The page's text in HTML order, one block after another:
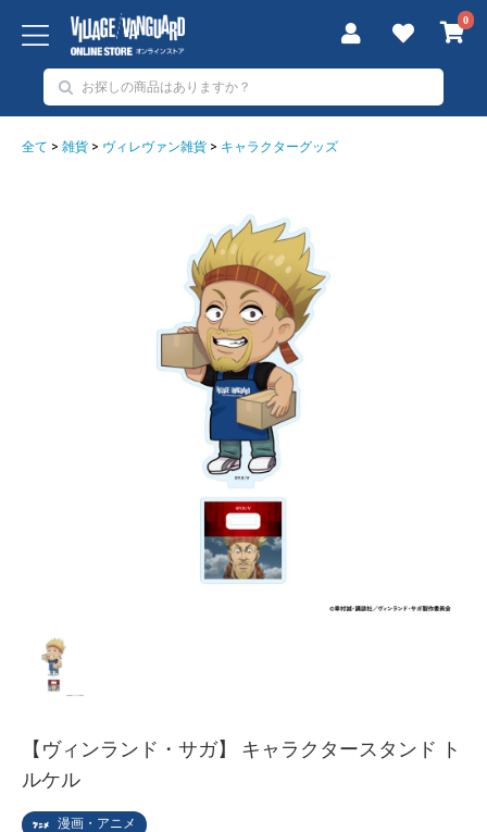
0
全て > 雑貨 > ヴィレヴァン雑貨 > キャラクターグッズ
漫画・アニメ
【ヴィンランド・サガ】 キャラクタースタンド ト
ルケル